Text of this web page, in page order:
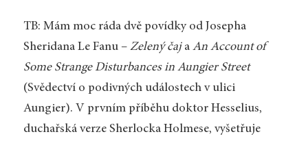
TB: Mám moc ráda dvě povídky od Josepha
Sheridana Le Fanu – Zelený čaja An Account of
Some Strange Disturbances in Aungier Street
(Svědectví o podivných událostech v ulici
Aungier). V prvním příběhu doktor Hesselius,
duchařská verze Sherlocka Holmese, vyšetřuje